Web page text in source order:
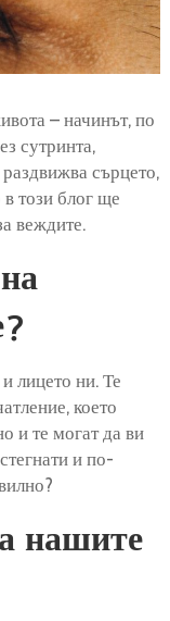
– начинът, по
сутринта,
сърцето,
този блог ще
веждите.
лицето ни. Те
което
и те могат да ви
и по-
нашите